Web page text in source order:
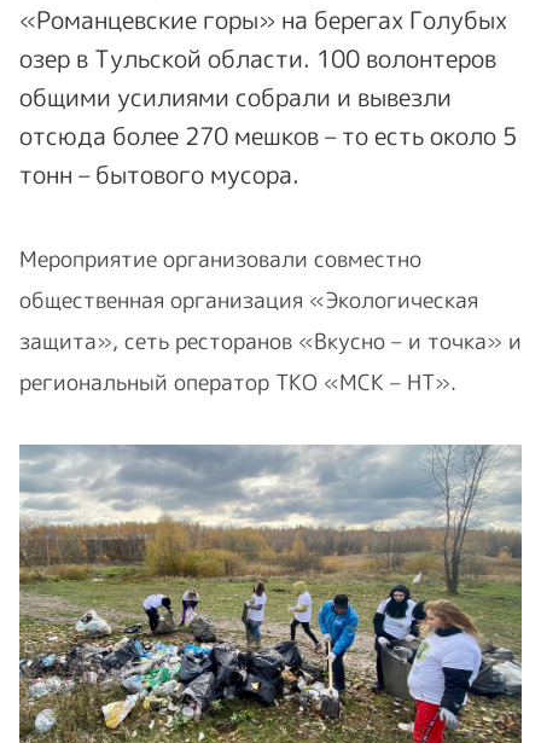
«Романцевские горы» на берегах Голубых
озер в Тульской области. 100 волонтеров
общими усилиями собрали и вывезли
отсюда более 270 мешков – то есть около 5
тонн – бытового мусора.
Мероприятие организовали совместно
общественная организация «Экологическая
защита», сеть ресторанов «Вкусно – и точка» и
региональный оператор ТКО «МСК – НТ».